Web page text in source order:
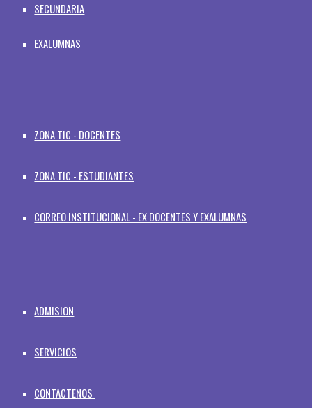
SECUNDARIA
EXALUMNAS
ZONA TIC - DOCENTES
ZONA TIC - ESTUDIANTES
CORREO INSTITUCIONAL - EX DOCENTES Y EXALUMNAS
ADMISION
SERVICIOS
CONTACTENOS